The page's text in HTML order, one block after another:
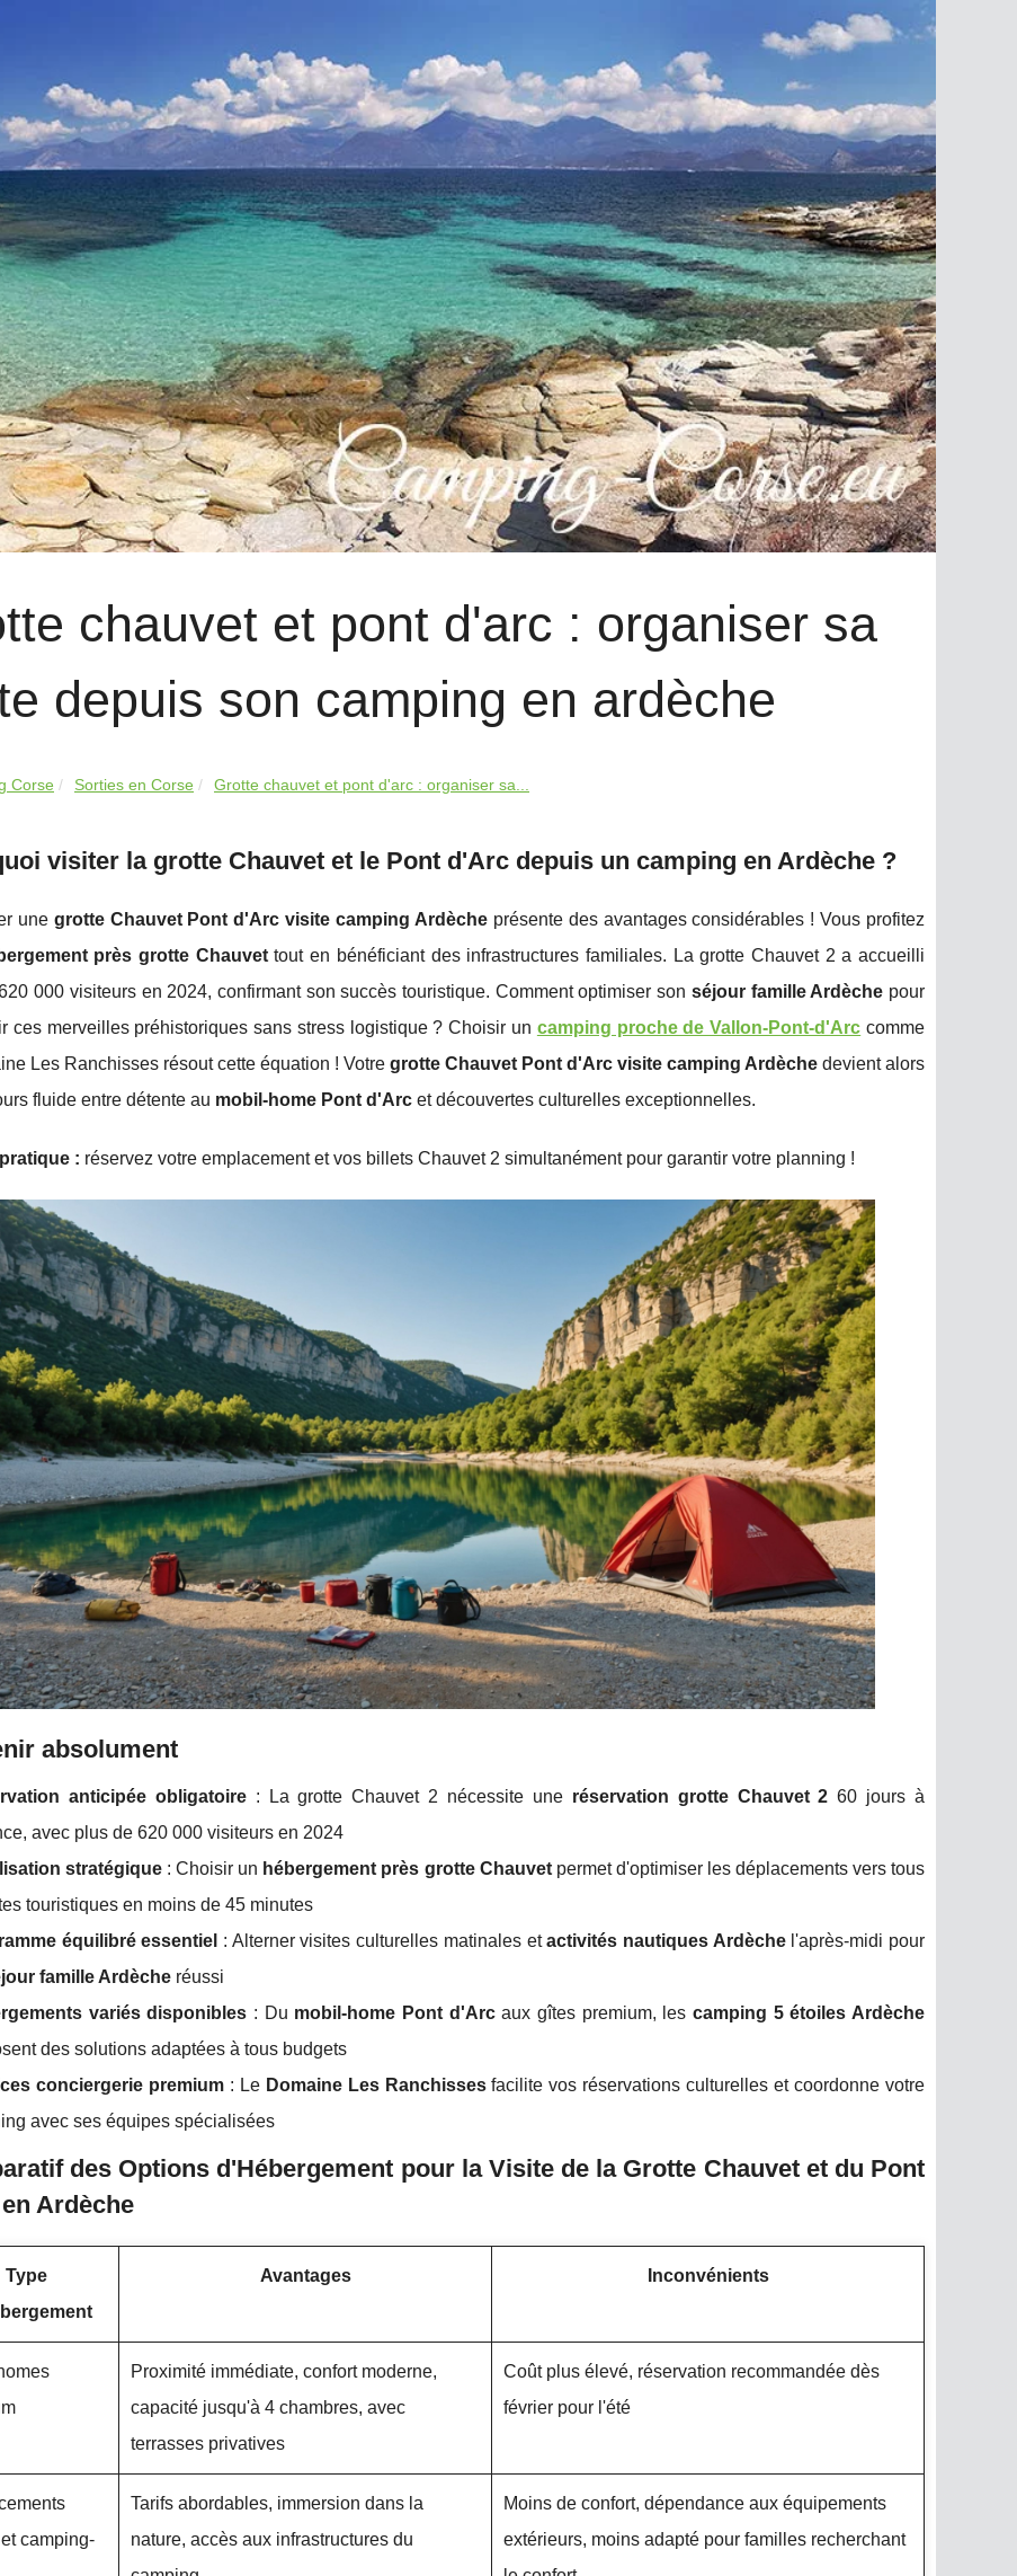
chauvet et pont d'arc : organiser sa
depuis son camping en ardèche
Corse Sorties en Corse Grotte chauvet et pont d'arc : organiser sa...
visiter la grotte Chauvet et le Pont d'Arc depuis un camping en Ardèche ?
une grotte Chauvet Pont d'Arc visite camping Ardècheprésente des avantages considérables ! Vous profitez
près grotte Chauvettout en bénéficiant des infrastructures familiales. La grotte Chauvet 2 a accueilli
000 visiteurs en 2024, confirmant son succès touristique. Comment optimiser son séjour famille Ardèche pour
ces merveilles préhistoriques sans stress logistique ? Choisir un camping proche de Vallon-Pont-d'Arc comme
Les Ranchisses résout cette équation ! Votre grotte Chauvet Pont d'Arc visite camping Ardèche devient alors
fluide entre détente au mobil-home Pont d'Arc et découvertes culturelles exceptionnelles.
: réservez votre emplacement et vos billets Chauvet 2 simultanément pour garantir votre planning !
absolument
anticipée obligatoire: La grotte Chauvet 2 nécessite une réservation grotte Chauvet 2 60 jours à
avec plus de 620 000 visiteurs en 2024
stratégique : Choisir un hébergement près grotte Chauvetpermet d'optimiser les déplacements vers tous
touristiques en moins de 45 minutes
équilibré essentiel : Alterner visites culturelles matinales etactivités nautiques Ardèchel'après-midi pour
famille Ardèche réussi
variés disponibles : Du mobil-home Pont d'Arcaux gîtes premium, lescamping 5 étoiles Ardèche
des solutions adaptées à tous budgets
conciergerie premium: Le Domaine Les Ranchissesfacilite vos réservations culturelles et coordonne votre
avec ses équipes spécialisées
des Options d'Hébergement pour la Visite de la Grotte Chauvet et du Pont
Ardèche
Type
Avantages Inconvénients
Proximité immédiate, confort moderne,
capacité jusqu'à 4 chambres, avec
terrasses privatives
Coût plus élevé, réservation recommandée dès
février pour l'été
camping-
Tarifs abordables, immersion dans la
nature, accès aux infrastructures du
Moins de confort, dépendance aux équipements
extérieurs, moins adapté pour familles recherchant